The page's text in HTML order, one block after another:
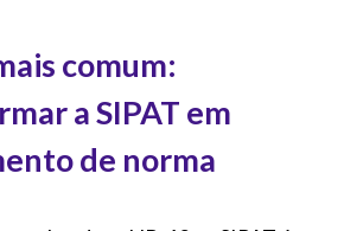
comum:
a SIPAT em
de norma